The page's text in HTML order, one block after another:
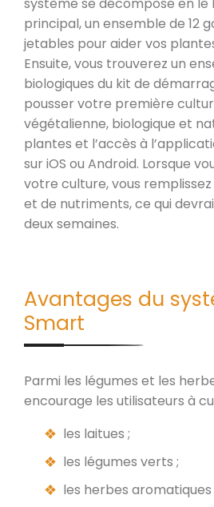
principal, un ensemble de 12
jetables pour aider vos
Ensuite, vous trouverez un
biologiques du kit de
pousser votre première
végétalienne, biologique et
plantes et l’accès à
sur iOS ou Android. Lorsque
votre culture, vous remplissez
et de nutriments, ce qui
deux semaines.
Avantages du
Smart
Parmi les légumes et les
encourage les utilisateurs à
les laitues ;
les légumes verts ;
les herbes aromatiques